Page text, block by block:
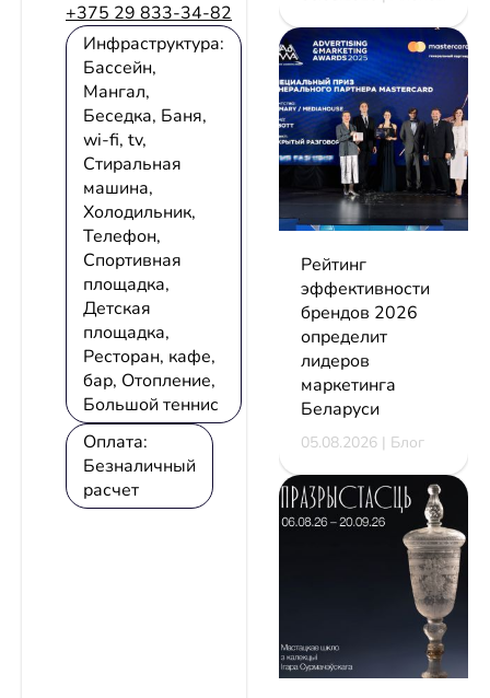
+375 29 833-34-82
Инфраструктура:
Бассейн,
Мангал,
Беседка, Баня,
wi-fi, tv,
Стиральная
машина,
Холодильник,
Телефон,
Спортивная
площадка,
Детская
площадка,
Ресторан, кафе,
бар, Отопление,
Большой теннис
Оплата:
Безналичный
расчет
Рейтинг
эффективности
брендов 2026
определит
лидеров
маркетинга
Беларуси
05.08.2026 | Блог